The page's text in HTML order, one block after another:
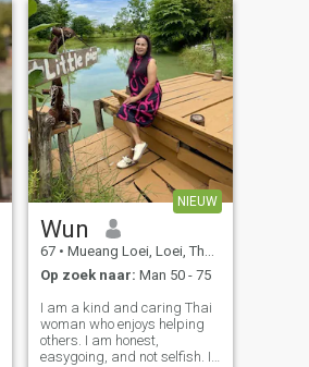
NIEUW
Wun
67 • Mueang Loei, Loei, Thailand
Op zoek naar: Man 50 - 75
I am a kind and caring Thai
woman who enjoys helping
others. I am honest,
easygoing, and not selfish. I